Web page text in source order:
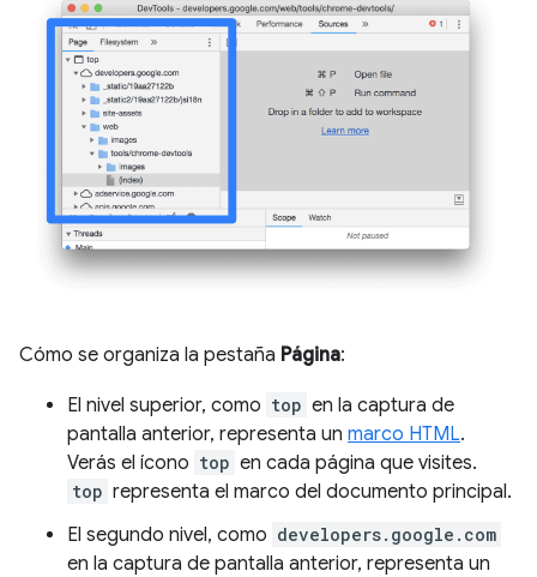
Cómo se organiza la pestaña Página:
El nivel superior, como top en la captura de
pantalla anterior, representa un marco HTML.
Verás el ícono top en cada página que visites.
top representa el marco del documento principal.
El segundo nivel, como developers.google.com
en la captura de pantalla anterior, representa un